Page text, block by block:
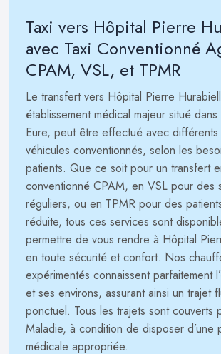
Taxi vers Hôpital Pierre
avec Taxi Conventionné
CPAM, VSL, et TPMR
Le transfert vers Hôpital Pierre
établissement médical majeur situé
Eure, peut être effectué avec
véhicules conventionnés, selon les
patients. Que ce soit pour un transfert
conventionné CPAM, en VSL pour des
réguliers, ou en TPMR pour des
réduite, tous ces services sont
permettre de vous rendre à Hôpital
en toute sécurité et confort. Nos
expérimentés connaissent parfaitement
et ses environs, assurant ainsi un trajet
ponctuel. Tous les trajets sont couverts
Maladie, à condition de disposer d’une
médicale appropriée.